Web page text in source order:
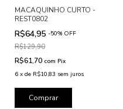
MACAQUINHO CURTO -
REST0802
R$64,95 -50% OFF
R$129,90
R$61,70 com Pix
6 x de R$10,83 sem juros
Comprar